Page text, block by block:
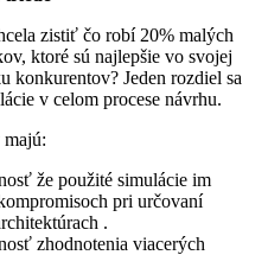
zistiť čo robí 20% malých
ktoré sú najlepšie vo svojej
konkurentov? Jeden rozdiel sa
v celom procese návrhu.
že použité simulácie im
pri určovaní
.
zhodnotenia viacerých